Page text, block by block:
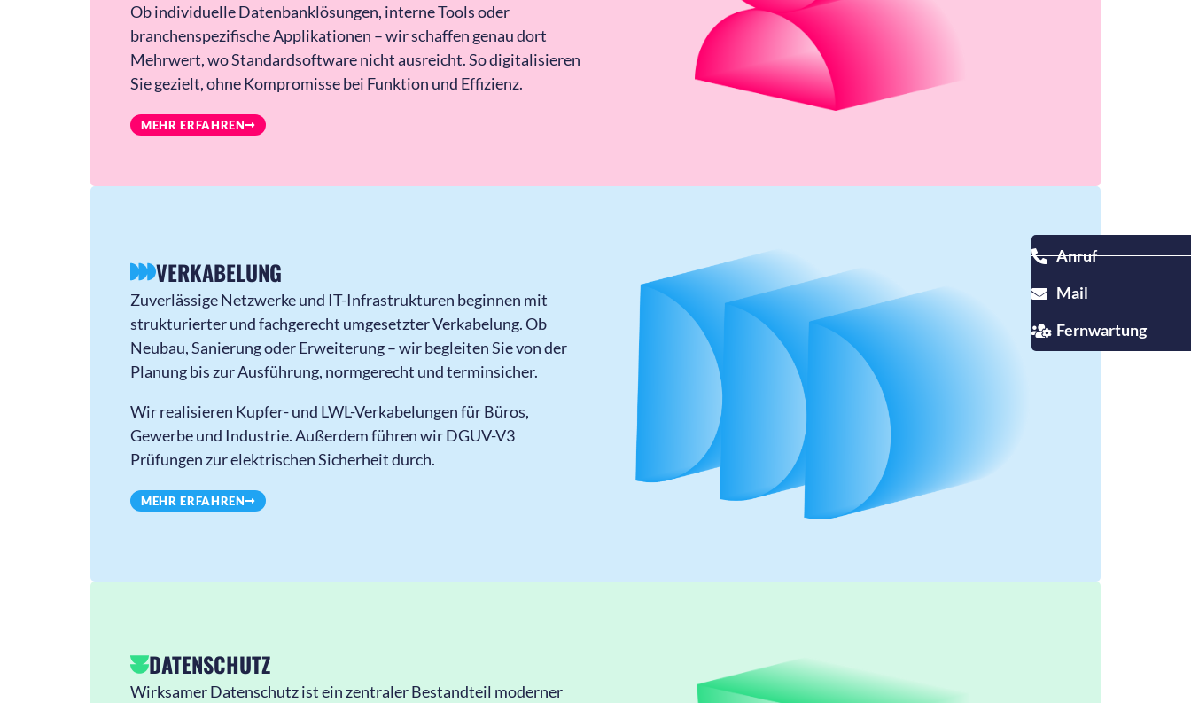
Anruf
Mail
Fernwartung
Ob individuelle Datenbanklösungen, interne Tools oder
branchenspezifische Applikationen – wir schaffen genau dort
Mehrwert, wo Standardsoftware nicht ausreicht. So digitalisieren
Sie gezielt, ohne Kompromisse bei Funktion und Effizienz.
MEHR ERFAHREN
VERKABELUNG
Zuverlässige Netzwerke und IT-Infrastrukturen beginnen mit
strukturierter und fachgerecht umgesetzter Verkabelung. Ob
Neubau, Sanierung oder Erweiterung – wir begleiten Sie von der
Planung bis zur Ausführung, normgerecht und terminsicher.
Wir realisieren Kupfer- und LWL-Verkabelungen für Büros,
Gewerbe und Industrie. Außerdem führen wir DGUV-V3
Prüfungen zur elektrischen Sicherheit durch.
MEHR ERFAHREN
DATENSCHUTZ
Wirksamer Datenschutz ist ein zentraler Bestandteil moderner